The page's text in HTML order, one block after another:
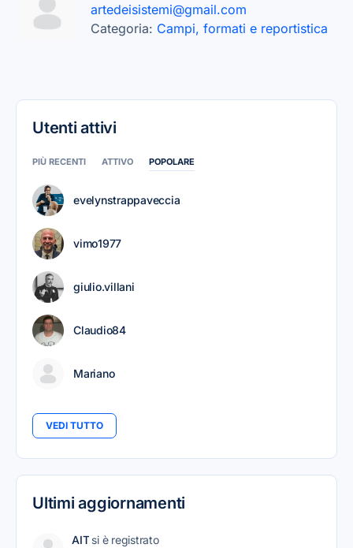
artedeisistemi@gmail.com
Categoria: Campi, formati e reportistica
Utenti attivi
PIÙ RECENTI ATTIVO POPOLARE
evelynstrappaveccia
vimo1977
giulio.villani
Claudio84
Mariano
VEDI TUTTO
Ultimi aggiornamenti
AIT si è registrato